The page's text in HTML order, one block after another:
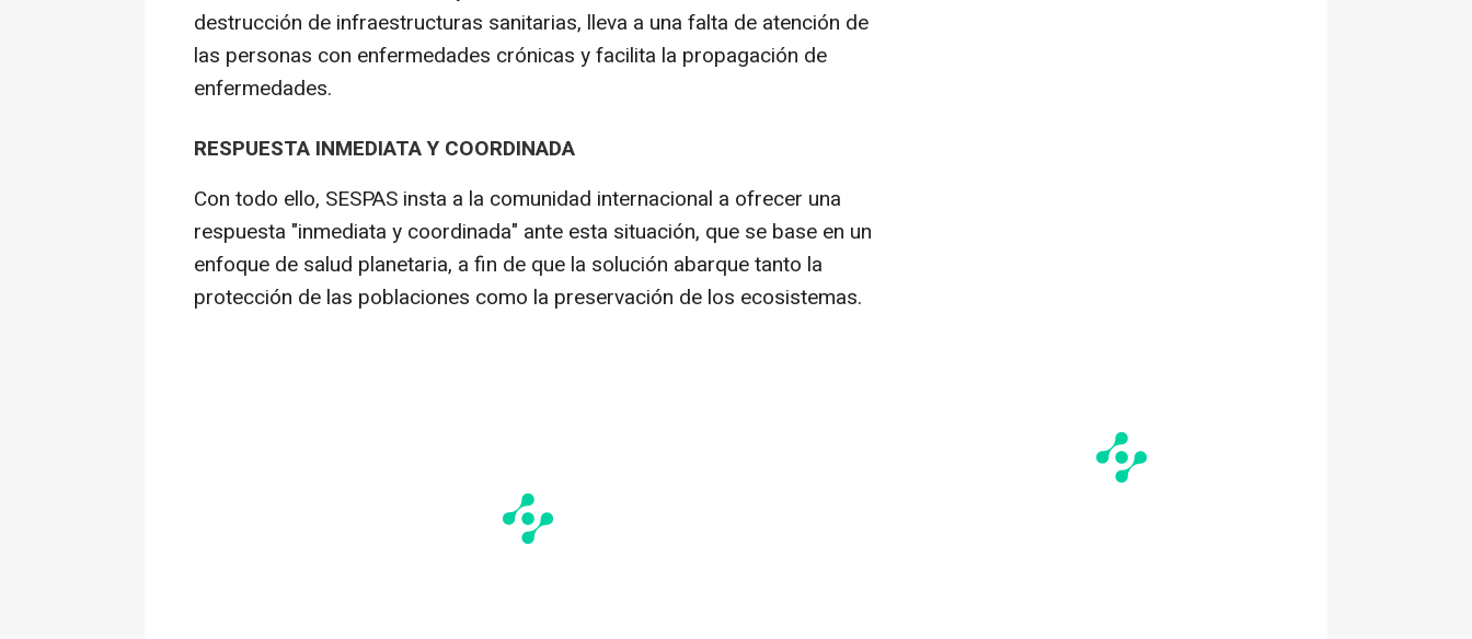
destrucción de infraestructuras sanitarias, lleva a una falta de atención de
las personas con enfermedades crónicas y facilita la propagación de
enfermedades.
RESPUESTA INMEDIATA Y COORDINADA
Con todo ello, SESPAS insta a la comunidad internacional a ofrecer una
respuesta "inmediata y coordinada" ante esta situación, que se base en un
enfoque de salud planetaria, a fin de que la solución abarque tanto la
protección de las poblaciones como la preservación de los ecosistemas.